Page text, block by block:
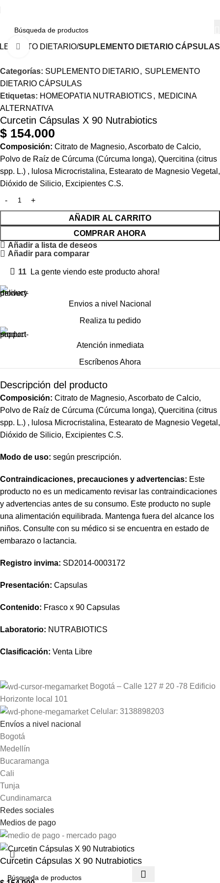
DIETARIO SUPLEMENTO DIETARIO CÁPSULAS
Haga Click para agrandar
Categorías: SUPLEMENTO DIETARIO, SUPLEMENTO
DIETARIO CÁPSULAS
Etiquetas: HOMEOPATIA NUTRABIOTICS , MEDICINA
ALTERNATIVA
Curcetin Cápsulas X 90 Nutrabiotics
$ 154.000
Composición: Citrato de Magnesio, Ascorbato de Calcio,
Polvo de Raíz de Cúrcuma (Cúrcuma longa), Quercitina (citrus
spp. L.) , lulosa Microcristalina, Estearato de Magnesio Vegetal,
Dióxido de Silicio, Excipientes C.S.
AÑADIR AL CARRITO
COMPRAR AHORA
Añadir a lista de deseos
Añadir para comparar
11 La gente viendo este producto ahora!
Envios a nivel Nacional
Realiza tu pedido
Atención inmediata
Escríbenos Ahora
Descripción del producto
Composición: Citrato de Magnesio, Ascorbato de Calcio,
Polvo de Raíz de Cúrcuma (Cúrcuma longa), Quercitina (citrus
spp. L.) , lulosa Microcristalina, Estearato de Magnesio Vegetal,
Dióxido de Silicio, Excipientes C.S.
Modo de uso: según prescripción.
Contraindicaciones, precauciones y advertencias: Este
producto no es un medicamento revisar las contraindicaciones
y advertencias antes de su consumo. Este producto no suple
una alimentación equilibrada. Mantenga fuera del alcance los
niños. Consulte con su médico si se encuentra en estado de
embarazo o lactancia.
Registro invima: SD2014-0003172
Presentación: Capsulas
Contenido: Frasco x 90 Capsulas
Laboratorio: NUTRABIOTICS
Clasificación: Venta Libre
Bogotá – Calle 127 # 20 -78 Edificio
Horizonte local 101
Celular: 3138898203
Envíos a nivel nacional
Bogotá
Medellín
Bucaramanga
Cali
Tunja
Cundinamarca
Redes sociales
Medios de pago
Curcetin Cápsulas X 90 Nutrabiotics